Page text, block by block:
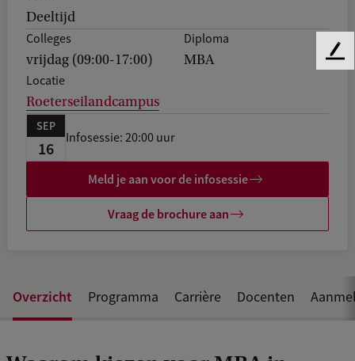
Deeltijd
Colleges
vrijdag (09:00-17:00)
Diploma
MBA
Locatie
Roeterseilandcampus
SEP
16
Infosessie: 20:00 uur
Meld je aan voor de infosessie
Vraag de brochure aan
Overzicht Programma Carrière Docenten
F